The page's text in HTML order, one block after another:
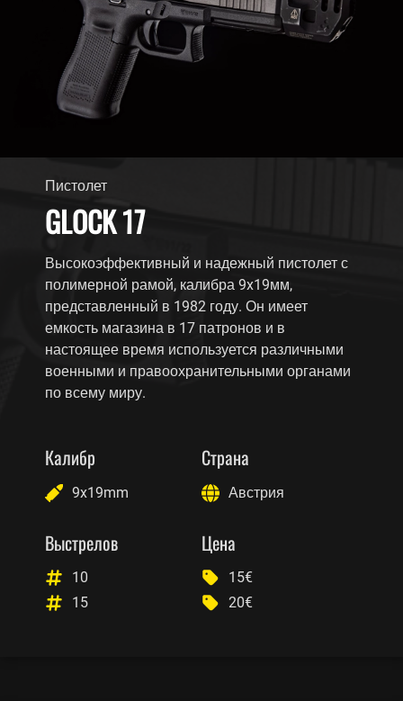
Пистолет
GLOCK 17
Высокоэффективный и надежный пистолет с
полимерной рамой, калибра 9x19мм,
представленный в 1982 году. Он имеет
емкость магазина в 17 патронов и в
настоящее время используется различными
военными и правоохранительными органами
по всему миру.
Калибр
9x19mm
Страна
Австрия
Выстрелов
10
15
Цена
15€
20€